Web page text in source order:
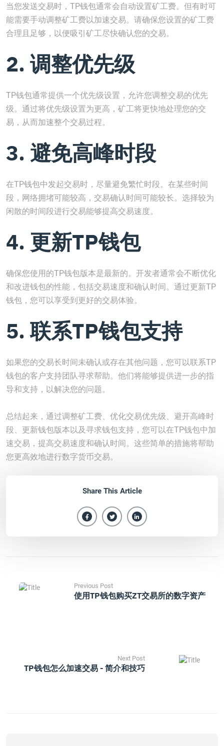
当您发送交易时，TP钱包通常会自动设置矿工费。但有时可
能需要手动调整矿工费以加速交易。请确保您设置的矿工费
合理且足够，以便吸引矿工尽快确认您的交易。
2. 调整优先级
TP钱包通常提供一个优先级设置，允许您调整交易的优先
级。通过将优先级设置为更高，矿工将更快地处理您的交
易，从而加速整个交易过程。
3. 避免高峰时段
在TP钱包中发起交易时，尽量避免繁忙时段。在某些时间
段，网络拥堵可能较高，交易确认时间可能较长。选择较为
闲散的时间段进行交易能够提高交易速度。
4. 更新TP钱包
确保您使用的TP钱包版本是最新的。开发者通常会不断优化
和改进钱包的性能，包括交易速度和确认时间。通过更新TP
钱包，您可以享受到更好的交易体验。
5. 联系TP钱包支持
如果您的交易长时间未确认或存在其他问题，您可以联系TP
钱包的客户支持团队寻求帮助。他们将能够提供进一步的指
导和支持，以解决您的问题。
总结起来，通过调整矿工费、优化交易优先级、避开高峰时
段、更新钱包版本以及寻求钱包支持，您可以在TP钱包中加
速交易，提高交易速度和确认时间。这些简单的措施将帮助
您更高效地进行数字货币交易。
Share This Article
Previous Post
使用TP钱包购买ZT交易所的数字资产
Next Post
TP钱包怎么加速交易 - 简介和技巧